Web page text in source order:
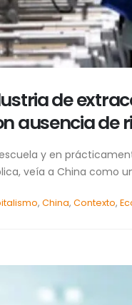
de
ausencia de
y en
veía a China como
,China,Contexto,